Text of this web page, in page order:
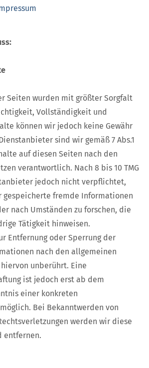
Seiten wurden mit größter Sorgfalt
Vollständigkeit und
können wir jedoch keine Gewähr
sind wir gemäß 7 Abs.1
auf diesen Seiten nach den
verantwortlich. Nach 8 bis 10 TMG
jedoch nicht verpflichtet,
fremde Informationen
nach Umständen zu forschen, die
Tätigkeit hinweisen.
Entfernung oder Sperrung der
nach den allgemeinen
unberührt. Eine
ist jedoch erst ab dem
einer konkreten
Bei Bekanntwerden von
werden wir diese
entfernen.